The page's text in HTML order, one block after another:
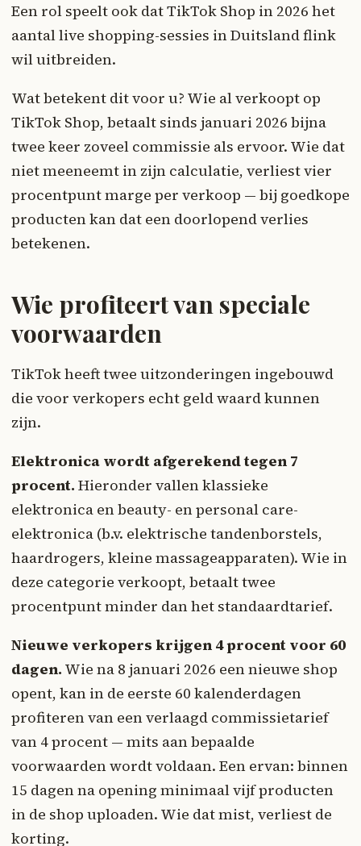
Een rol speelt ook dat TikTok Shop in 2026 het
aantal live shopping-sessies in Duitsland flink
wil uitbreiden.
Wat betekent dit voor u? Wie al verkoopt op
TikTok Shop, betaalt sinds januari 2026 bijna
twee keer zoveel commissie als ervoor. Wie dat
niet meeneemt in zijn calculatie, verliest vier
procentpunt marge per verkoop — bij goedkope
producten kan dat een doorlopend verlies
betekenen.
Wie profiteert van speciale
voorwaarden
TikTok heeft twee uitzonderingen ingebouwd
die voor verkopers echt geld waard kunnen
zijn.
Elektronica wordt afgerekend tegen 7
procent. Hieronder vallen klassieke
elektronica en beauty- en personal care-
elektronica (b.v. elektrische tandenborstels,
haardrogers, kleine massageapparaten). Wie in
deze categorie verkoopt, betaalt twee
procentpunt minder dan het standaardtarief.
Nieuwe verkopers krijgen 4 procent voor 60
dagen. Wie na 8 januari 2026 een nieuwe shop
opent, kan in de eerste 60 kalenderdagen
profiteren van een verlaagd commissietarief
van 4 procent — mits aan bepaalde
voorwaarden wordt voldaan. Een ervan: binnen
15 dagen na opening minimaal vijf producten
in de shop uploaden. Wie dat mist, verliest de
korting.